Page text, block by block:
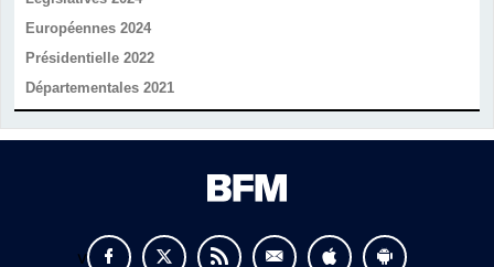
Européennes 2024
Présidentielle 2022
Départementales 2021
v